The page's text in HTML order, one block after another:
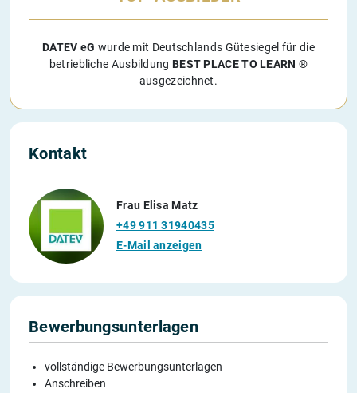
DATEV eG wurde mit Deutschlands Gütesiegel für die
betriebliche Ausbildung BEST PLACE TO LEARN ®
ausgezeichnet.
Kontakt
Frau Elisa Matz
+49 911 31940435
E-Mail anzeigen
Bewerbungsunterlagen
vollständige Bewerbungsunterlagen
Anschreiben